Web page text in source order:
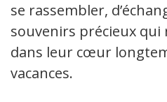
se rassembler,
souvenirs précieux
dans leur cœur
vacances.